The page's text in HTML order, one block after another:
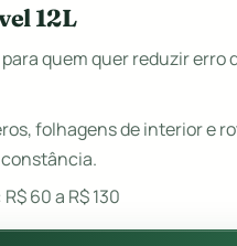
12L
quem quer reduzir erro
folhagens de interior e
60 a R$ 130